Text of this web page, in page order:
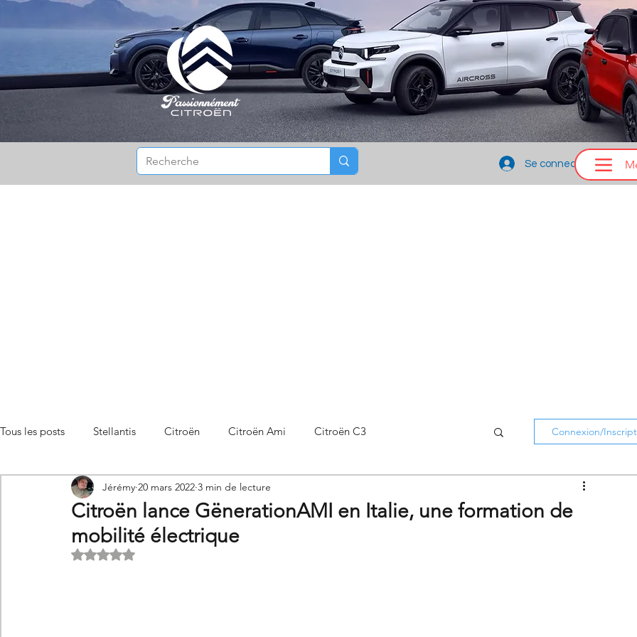
Se connecter
Tous les posts Stellantis Citroën Citroën Ami Citroën C3
Citroën C3 Aircross Citroën C4 Citroën C4 X
Citroën C5 X Citroën Berlingo Citroën Basalt
Connexion/
Citroën lance GënerationAMI en Italie, une formation de
mobilité électrique
Jérémy 20 mars 2022 3 min de lecture
Noté NaN étoiles sur 5.